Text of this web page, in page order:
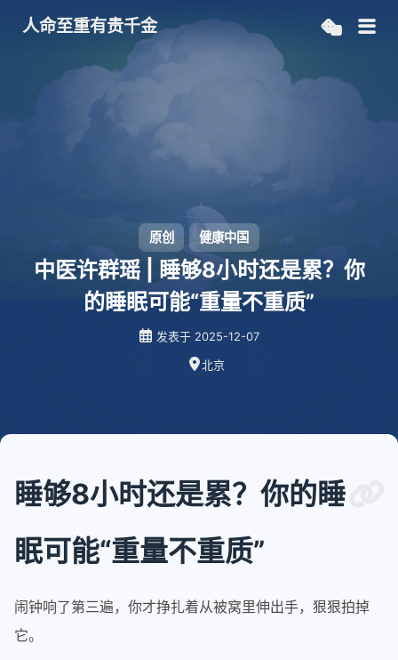
人命至重有贵千金
原创 健康中国
中医许群瑶 | 睡够8小时还是累？你
的睡眠可能“重量不重质”
发表于 2025-12-07
北京
睡够8小时还是累？你的睡
眠可能“重量不重质”
闹钟响了第三遍，你才挣扎着从被窝里伸出手，狠狠拍掉
它。